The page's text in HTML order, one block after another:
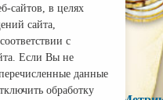
сайтов, в целях
сайта,
с
Если Вы не
данные
обработку